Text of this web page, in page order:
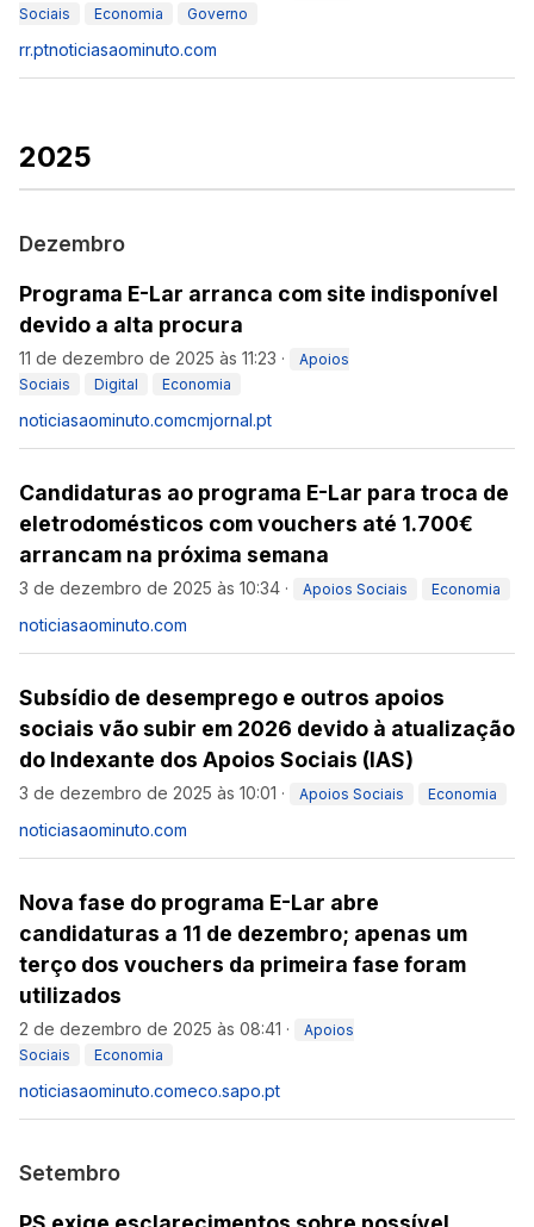
Sociais
Economia Governo
rr.ptnoticiasaominuto.com
2025
Dezembro
Programa E-Lar arranca com site indisponível
devido a alta procura
11 de dezembro de 2025 às 11:23 ·
Apoios
Sociais
Digital Economia
noticiasaominuto.comcmjornal.pt
Candidaturas ao programa E-Lar para troca de
eletrodomésticos com vouchers até 1.700€
arrancam na próxima semana
3 de dezembro de 2025 às 10:34 · Apoios Sociais Economia
noticiasaominuto.com
Subsídio de desemprego e outros apoios
sociais vão subir em 2026 devido à atualização
do Indexante dos Apoios Sociais (IAS)
3 de dezembro de 2025 às 10:01 · Apoios Sociais Economia
noticiasaominuto.com
Nova fase do programa E-Lar abre
candidaturas a 11 de dezembro; apenas um
terço dos vouchers da primeira fase foram
utilizados
2 de dezembro de 2025 às 08:41 ·
Apoios
Sociais
Economia
noticiasaominuto.comeco.sapo.pt
Setembro